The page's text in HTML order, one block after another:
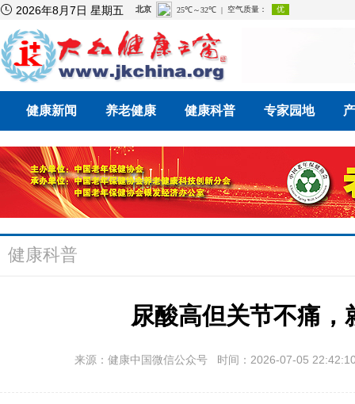
 2026年8月7日 星期五
健康新闻 养老健康 健康科普 专家园地
健康科普
尿酸高但关节不痛，
来源：健康中国微信公众号 时间：2026-07-05